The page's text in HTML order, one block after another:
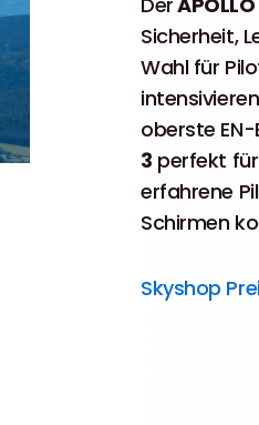
Sicherheit,
Wahl für
oberste
3 perfekt
erfahrene
Schirmen
Skyshop